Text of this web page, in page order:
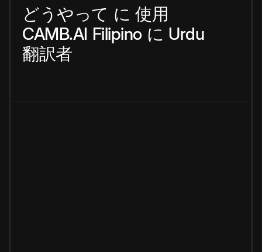
どうやって に 使用
CAMB.AI Filipino に Urdu
翻訳者